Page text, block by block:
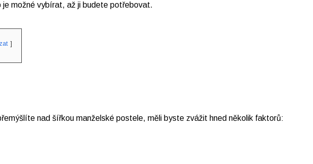
je možné vybírat, až ji budete potřebovat.
nad šířkou manželské postele, měli byste zvážit hned několik faktorů: